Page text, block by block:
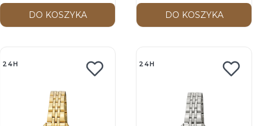
DO KOSZYKA DO KOSZYKA
24H 24H